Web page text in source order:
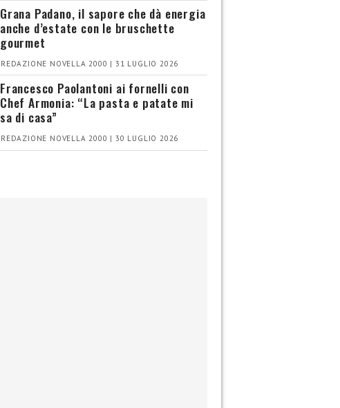
Grana Padano, il sapore che dà energia
anche d’estate con le bruschette
gourmet
REDAZIONE NOVELLA 2000 | 31 LUGLIO 2026
Francesco Paolantoni ai fornelli con
Chef Armonia: “La pasta e patate mi
sa di casa”
REDAZIONE NOVELLA 2000 | 30 LUGLIO 2026